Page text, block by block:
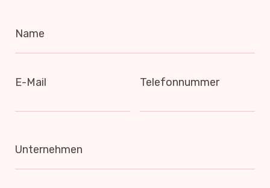
Name
E-Mail Telefonnummer
Unternehmen